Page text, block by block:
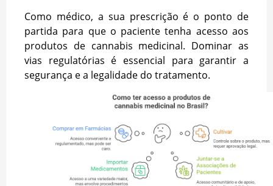
Como médico, a sua prescrição é o ponto de
partida para que o paciente tenha acesso aos
produtos de cannabis medicinal. Dominar as
vias regulatórias é essencial para garantir a
segurança e a legalidade do tratamento.